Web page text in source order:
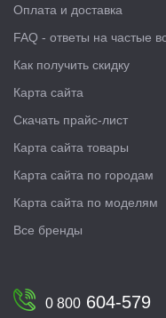
Оплата и доставка
FAQ - ответы на частые
Как получить скидку
Карта сайта
Скачать прайс-лист
Карта сайта товары
Карта сайта по городам
Карта сайта по моделям
Все бренды
0 800 604-579